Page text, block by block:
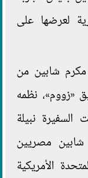
لعرضها على
مكرم شابين من
«زووم»، نظمه
السفيرة نبيلة
مصريين
الأمريكية